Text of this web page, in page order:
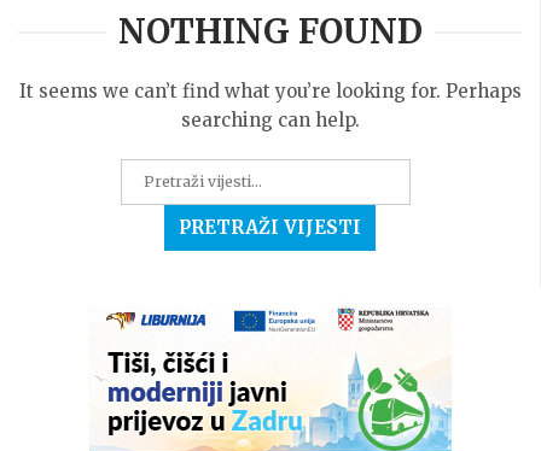
NOTHING FOUND
It seems we can’t find what you’re looking for. Perhaps
searching can help.